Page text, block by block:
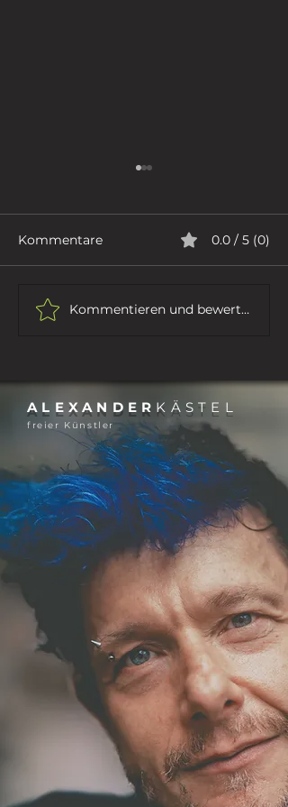
IHR SEID DAS VOLK ...
Kommentare 0.0 / 5 (0)
Kommentieren und bewerten...
ALEXANDER KÄSTEL
freier Künstler